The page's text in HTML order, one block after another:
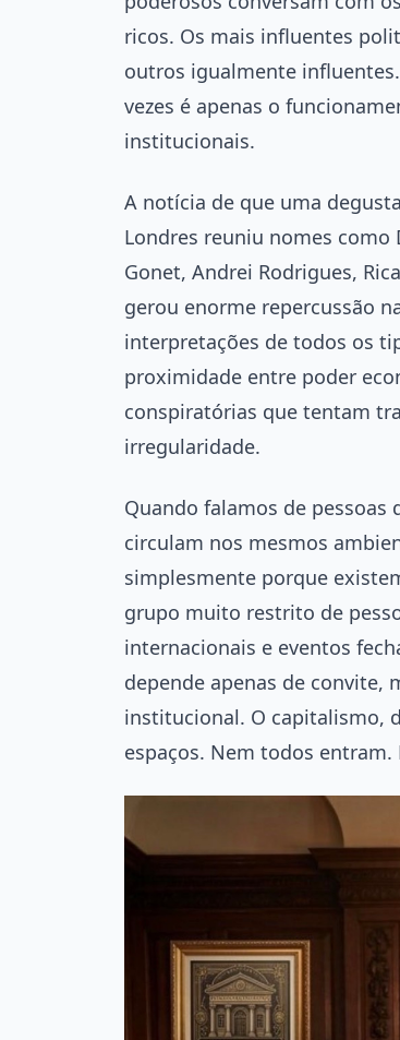
ricos. Os mais influentes
outros igualmente
vezes é apenas o
institucionais.
A notícia de que uma
Londres reuniu nomes como
Gonet, Andrei Rodrigues,
gerou enorme repercussão
interpretações de todos os
proximidade entre poder
conspiratórias que tentam
irregularidade.
Quando falamos de pessoas
circulam nos mesmos
simplesmente porque
grupo muito restrito de
internacionais e eventos
depende apenas de convite,
institucional. O capitalismo,
espaços. Nem todos